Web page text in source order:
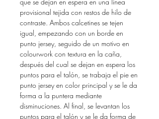
que se dejan en espera en una línea
provisional tejida con restos de hilo de
contraste. Ambos calcetines se tejen
igual, empezando con un borde en
punto jersey, seguido de un motivo en
colourwork con textura en la caña,
después del cual se dejan en espera los
puntos para el talón, se trabaja el pie en
punto jersey en color principal y se le da
forma a la puntera mediante
disminuciones. Al final, se levantan los
puntos para el talón y se le da forma de